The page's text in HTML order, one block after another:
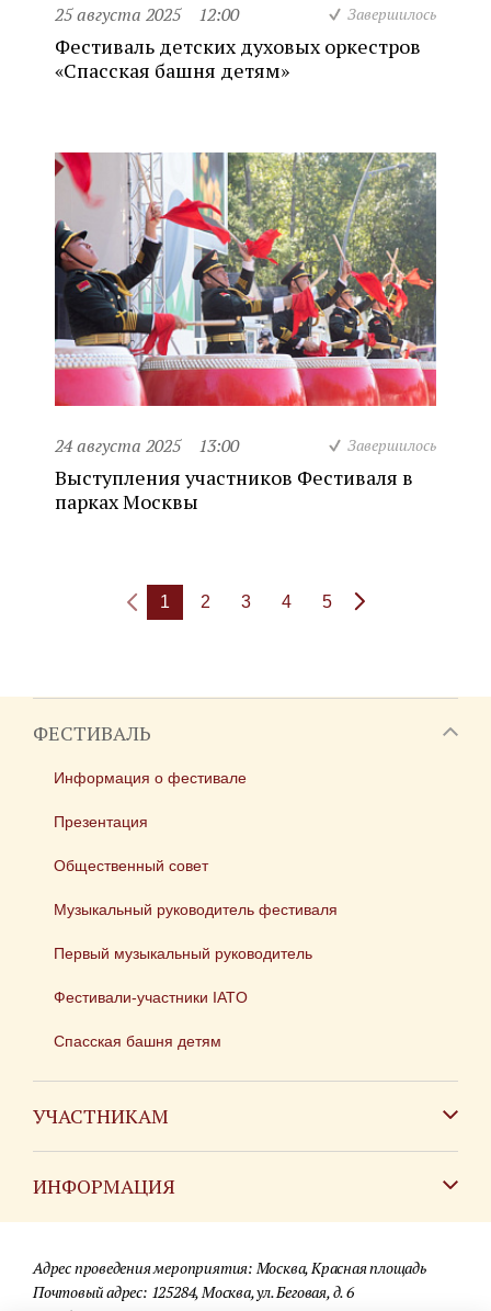
25 августа 2025 12:00 Завершилось
Фестиваль детских духовых оркестров
«Спасская башня детям»
24 августа 2025 13:00 Завершилось
Выступления участников Фестиваля в
парках Москвы
1 2 3 4 5
ФЕСТИВАЛЬ
Информация о фестивале
Презентация
Общественный совет
Музыкальный руководитель фестиваля
Первый музыкальный руководитель
Фестивали-участники IATO
Спасская башня детям
УЧАСТНИКАМ
ИНФОРМАЦИЯ
Для СМИ
Адрес проведения мероприятия: Москва, Красная площадь
Почтовый адрес: 125284, Москва, ул. Беговая, д. 6